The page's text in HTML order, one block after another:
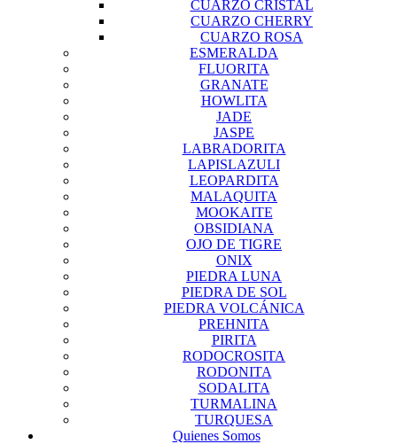
CUARZO CRISTAL
CUARZO CHERRY
CUARZO ROSA
ESMERALDA
FLUORITA
GRANATE
HOWLITA
JADE
JASPE
LABRADORITA
LAPISLAZULI
LEOPARDITA
MALAQUITA
MOOKAITE
OBSIDIANA
OJO DE TIGRE
ONIX
PIEDRA LUNA
PIEDRA DE SOL
PIEDRA VOLCÁNICA
PREHNITA
PIRITA
RODOCROSITA
RODONITA
SODALITA
TURMALINA
TURQUESA
Quienes Somos